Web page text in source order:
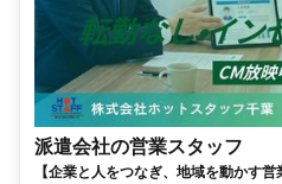
派遣会社の営業スタッフ
【企業と人をつなぎ、地域を動かす